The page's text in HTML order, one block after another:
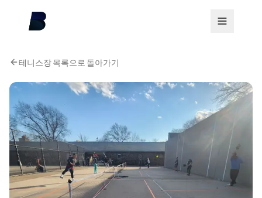
테니스장 목록으로 돌아가기